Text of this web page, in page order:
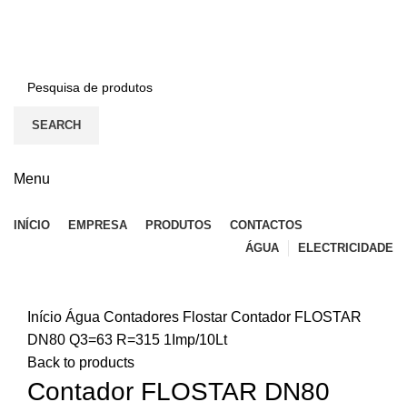
SEARCH
Menu
INÍCIO EMPRESA PRODUTOS
CONTACTOS
ÁGUA
ELECTRICIDADE
Início Água Contadores Flostar Contador FLOSTAR
DN80 Q3=63 R=315 1Imp/10Lt
Back to products
Contador FLOSTAR DN80